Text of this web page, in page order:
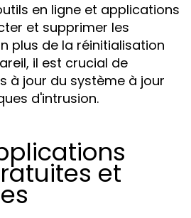
en ligne et applications
et supprimer les
plus de la réinitialisation
il est crucial de
à jour du système à jour
d'intrusion.
et